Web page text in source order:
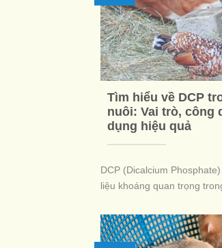
Tìm hiểu về DCP
nuôi: Vai trò, công
dụng hiệu quả
DCP (Dicalcium
liệu khoáng quan trọng